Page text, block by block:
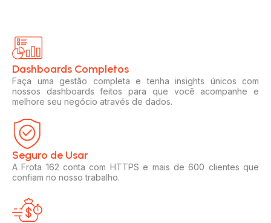
Dashboards Completos​​
Faça uma gestão completa e tenha insights únicos com
nossos dashboards feitos para que você acompanhe e
melhore seu negócio através de dados.
Seguro de Usar​
A Frota 162 conta com HTTPS e mais de 600 clientes que
confiam no nosso trabalho.